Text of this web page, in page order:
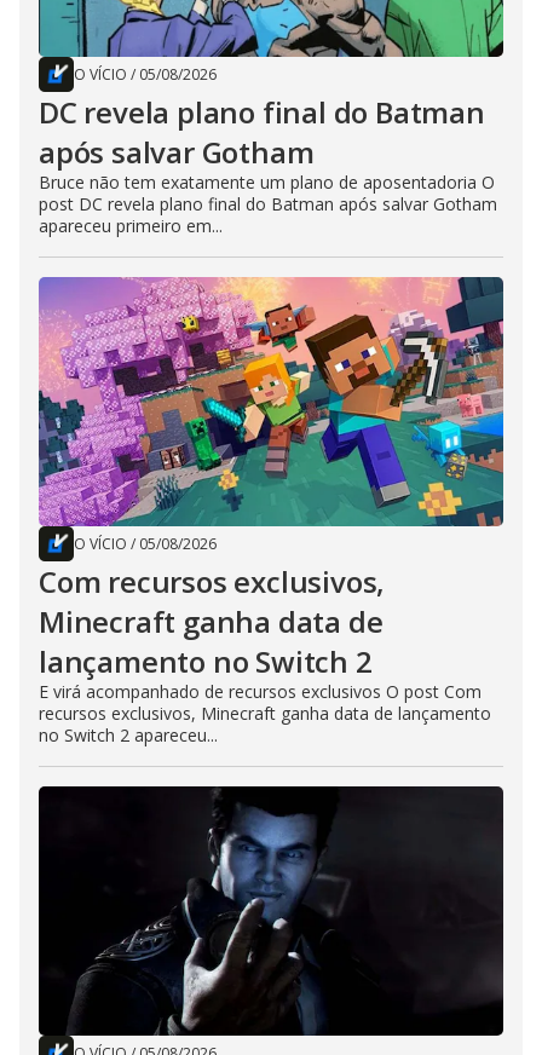
O VÍCIO / 05/08/2026
DC revela plano final do Batman
após salvar Gotham
Bruce não tem exatamente um plano de aposentadoria O
post DC revela plano final do Batman após salvar Gotham
apareceu primeiro em...
O VÍCIO / 05/08/2026
Com recursos exclusivos,
Minecraft ganha data de
lançamento no Switch 2
E virá acompanhado de recursos exclusivos O post Com
recursos exclusivos, Minecraft ganha data de lançamento
no Switch 2 apareceu...